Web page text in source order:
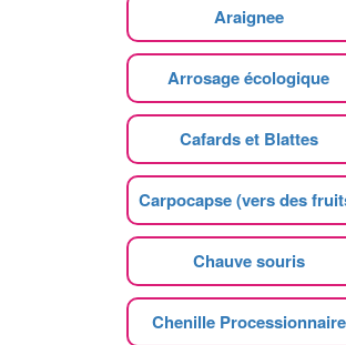
Araignee
Arrosage écologique
Cafards et Blattes
Carpocapse (vers des
Chauve souris
Chenille Processionnaire